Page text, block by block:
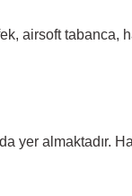
airsoft tabanca,
almaktadır.